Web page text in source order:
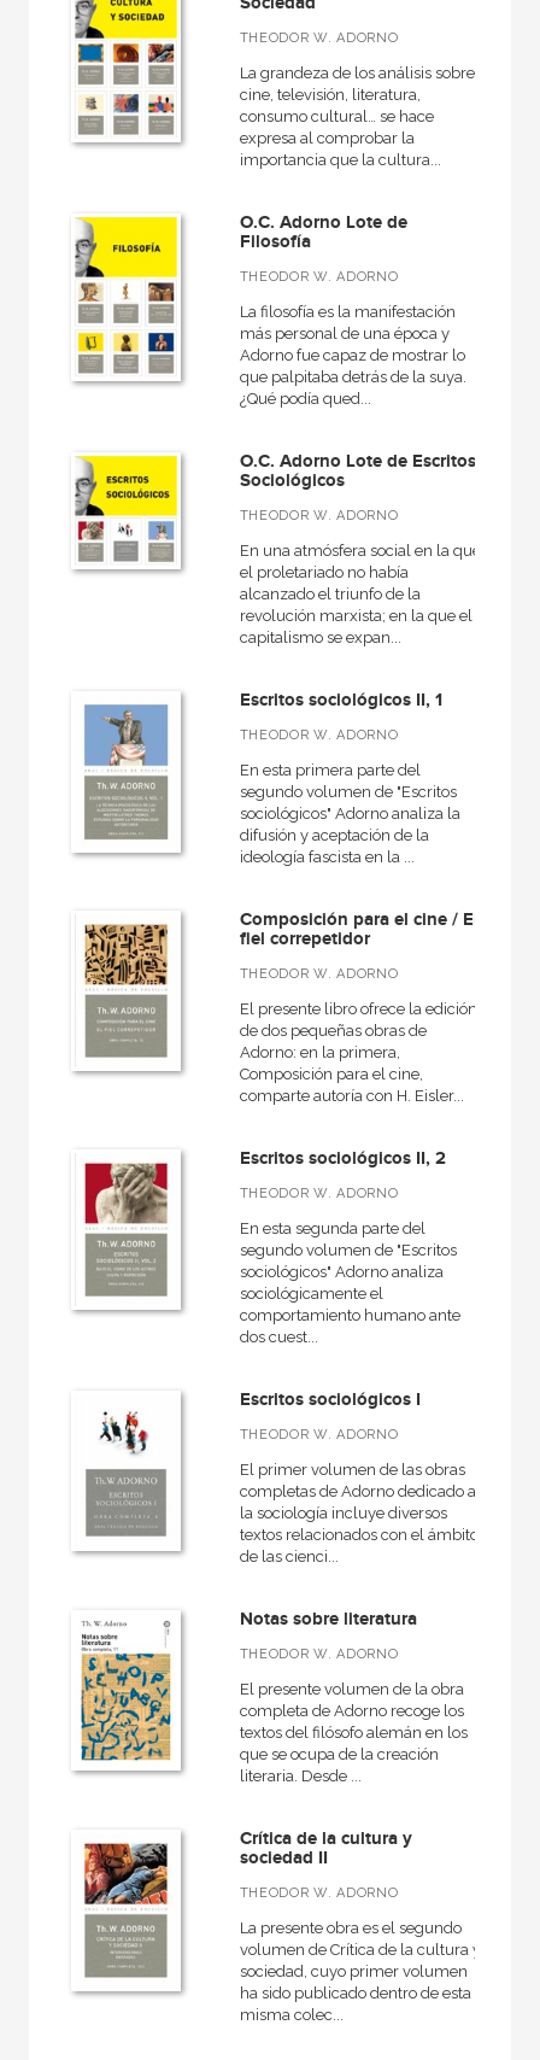
Actualidad
Ciencias humanas y sociales
Ciencias naturales y técnicas
Ficción
No - Ficción
Ocio
Salud
Texto escolar
NUESTROS FORMATOS
Cartoné
Ebook
Ebook
CATÁLOGOS PDF
Catálogos PDF
THEODOR W. ADORNO
La grandeza de los análisis sobre
cine, televisión, literatura,
consumo cultural… se hace
expresa al comprobar la
importancia que la cultura...
O.C. Adorno Lote de
Filosofía
THEODOR W. ADORNO
La filosofía es la manifestación
más personal de una época y
Adorno fue capaz de mostrar lo
que palpitaba detrás de la suya.
¿Qué podía qued...
O.C. Adorno Lote de Escritos
Sociológicos
THEODOR W. ADORNO
En una atmósfera social en la que
el proletariado no había
alcanzado el triunfo de la
revolución marxista; en la que el
capitalismo se expan...
Escritos sociológicos II, 1
THEODOR W. ADORNO
En esta primera parte del
segundo volumen de "Escritos
sociológicos" Adorno analiza la
difusión y aceptación de la
ideología fascista en la ...
Composición para el cine / El
fiel correpetidor
THEODOR W. ADORNO
El presente libro ofrece la edición
de dos pequeñas obras de
Adorno: en la primera,
Composición para el cine,
comparte autoría con H. Eisler...
Escritos sociológicos II, 2
THEODOR W. ADORNO
En esta segunda parte del
segundo volumen de "Escritos
sociológicos" Adorno analiza
sociológicamente el
comportamiento humano ante
dos cuest...
Escritos sociológicos I
THEODOR W. ADORNO
El primer volumen de las obras
completas de Adorno dedicado a
la sociología incluye diversos
textos relacionados con el ámbito
de las cienci...
Notas sobre literatura
THEODOR W. ADORNO
El presente volumen de la obra
completa de Adorno recoge los
textos del filósofo alemán en los
que se ocupa de la creación
literaria. Desde ...
Crítica de la cultura y
sociedad II
THEODOR W. ADORNO
La presente obra es el segundo
volumen de Crítica de la cultura y
sociedad, cuyo primer volumen
ha sido publicado dentro de esta
misma colec...